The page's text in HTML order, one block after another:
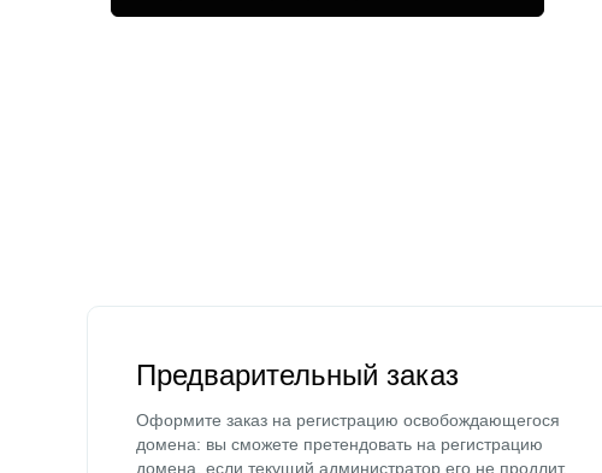
Предварительный заказ
Оформите заказ на регистрацию освобождающегося
домена: вы сможете претендовать на регистрацию
домена, если текущий администратор его не продлит.